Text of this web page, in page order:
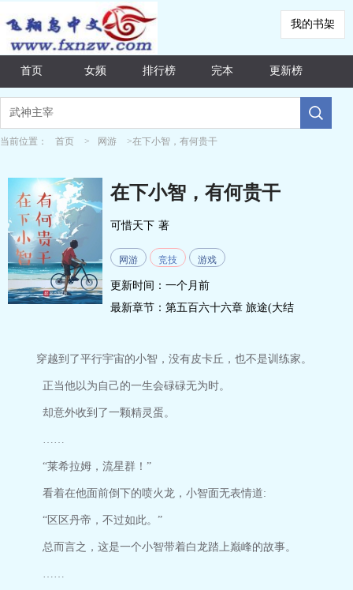
我的书架
首页 女频 排行榜 完本 更新榜
当前位置： 首页 > 网游 >在下小智，有何贵干
在下小智，有何贵干
可惜天下 著
网游 竞技 游戏
更新时间：一个月前
最新章节： 第五百六十六章 旅途(大结
穿越到了平行宇宙的小智，没有皮卡丘，也不是训练家。
正当他以为自己的一生会碌碌无为时。
却意外收到了一颗精灵蛋。
……
“莱希拉姆，流星群！”
看着在他面前倒下的喷火龙，小智面无表情道:
“区区丹帝，不过如此。”
总而言之，这是一个小智带着白龙踏上巅峰的故事。
……